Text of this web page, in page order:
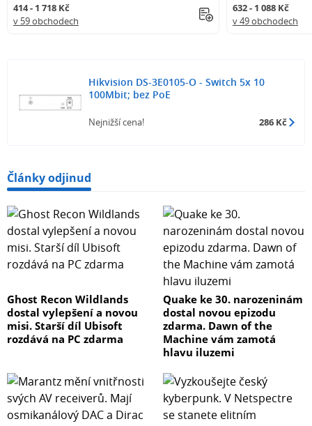
414 - 1 718 Kč
v 59 obchodech
632 - 1 088 Kč
v 49 obchodech
Hikvision DS-3E0105-O - Switch 5x 10
100Mbit; bez PoE
Nejnižší cena! 286 Kč
Články odjinud
Ghost Recon Wildlands
dostal vylepšení a novou
misi. Starší díl Ubisoft
rozdává na PC zdarma
Quake ke 30. narozeninám
dostal novou epizodu
zdarma. Dawn of the
Machine vám zamotá
hlavu iluzemi